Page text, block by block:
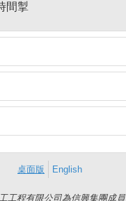
間掣
contents
contents
桌面版 English
工程有限公司為信興集團成員